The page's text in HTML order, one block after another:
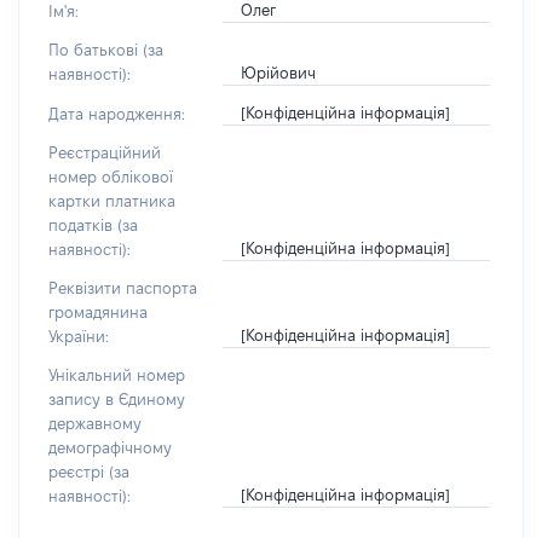
Ім'я: Олег
По батькові (за
наявності):
Юрійович
Дата народження: [Конфіденційна інформація]
Реєстраційний
номер облікової
картки платника
податків (за
наявності):
[Конфіденційна інформація]
Реквізити паспорта
громадянина
України:
[Конфіденційна інформація]
Унікальний номер
запису в Єдиному
державному
демографічному
реєстрі (за
наявності):
[Конфіденційна інформація]